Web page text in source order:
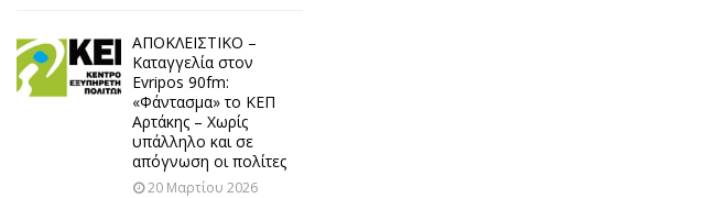
ΑΠΟΚΛΕΙΣΤΙΚΟ –
Καταγγελία στον
Evripos 90fm:
«Φάντασμα» το ΚΕΠ
Αρτάκης – Χωρίς
υπάλληλο και σε
απόγνωση οι πολίτες
20 Μαρτίου 2026